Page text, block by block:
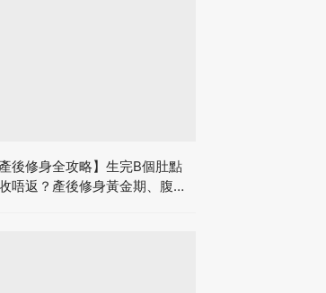
產後修身全攻略】生完B個肚點
唔返？產後修身黃金期、腹直